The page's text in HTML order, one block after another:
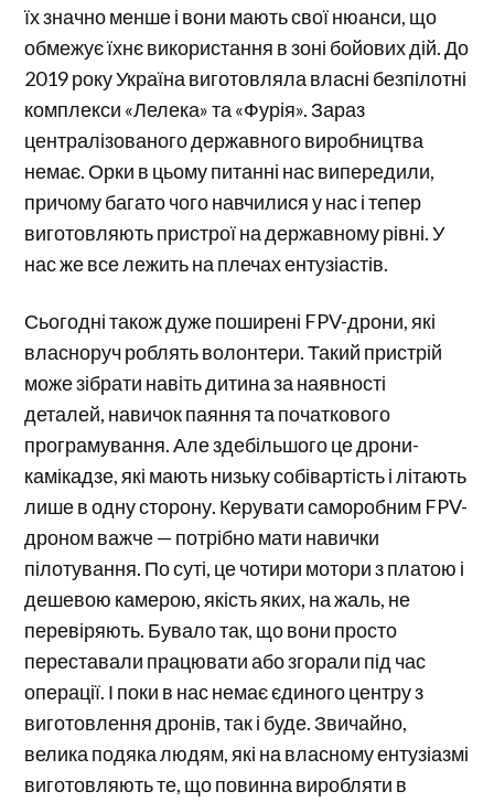
їх значно менше і вони мають свої нюанси, що
обмежує їхнє використання в зоні бойових дій. До
2019 року Україна виготовляла власні безпілотні
комплекси «Лелека» та «Фурія». Зараз
централізованого державного виробництва
немає. Орки в цьому питанні нас випередили,
причому багато чого навчилися у нас і тепер
виготовляють пристрої на державному рівні. У
нас же все лежить на плечах ентузіастів.
Сьогодні також дуже поширені FPV-дрони, які
власноруч роблять волонтери. Такий пристрій
може зібрати навіть дитина за наявності
деталей, навичок паяння та початкового
програмування. Але здебільшого це дрони-
камікадзе, які мають низьку собівартість і літають
лише в одну сторону. Керувати саморобним FPV-
дроном важче — потрібно мати навички
пілотування. По суті, це чотири мотори з платою і
дешевою камерою, якість яких, на жаль, не
перевіряють. Бувало так, що вони просто
переставали працювати або згорали під час
операції. І поки в нас немає єдиного центру з
виготовлення дронів, так і буде. Звичайно,
велика подяка людям, які на власному ентузіазмі
виготовляють те, що повинна виробляти в